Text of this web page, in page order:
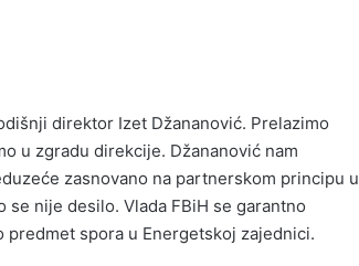
direktor Izet Džananović. Prelazimo
u zgradu direkcije. Džananović nam
zasnovano na partnerskom principu u
se nije desilo. Vlada FBiH se garantno
predmet spora u Energetskoj zajednici.